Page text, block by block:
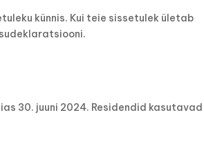
künnis. Kui teie sissetulek ületab
30. juuni 2024. Residendid kasutavad